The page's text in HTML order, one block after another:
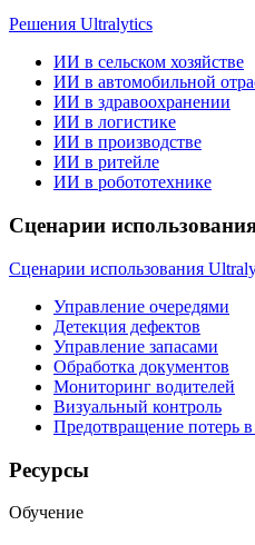
Решения Ultralytics
ИИ в сельском хозяйстве
ИИ в автомобильной
ИИ в здравоохранении
ИИ в логистике
ИИ в производстве
ИИ в ритейле
ИИ в робототехнике
Сценарии
Сценарии использования
Управление очередями
Детекция дефектов
Управление запасами
Обработка документов
Мониторинг водителей
Визуальный контроль
Предотвращение потерь
Ресурсы
Обучение